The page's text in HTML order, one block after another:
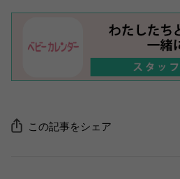
この記事をシェア